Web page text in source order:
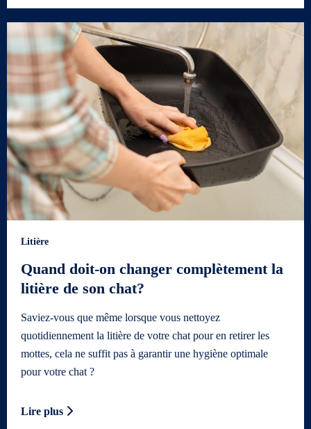
Litière
Quand doit-on changer complètement la
litière de son chat?
Saviez-vous que même lorsque vous nettoyez
quotidiennement la litière de votre chat pour en retirer les
mottes, cela ne suffit pas à garantir une hygiène optimale
pour votre chat ?
Lire plus